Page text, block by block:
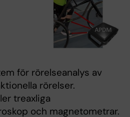
för rörelseanalys av
rörelser.
treaxliga
och magnetometrar.